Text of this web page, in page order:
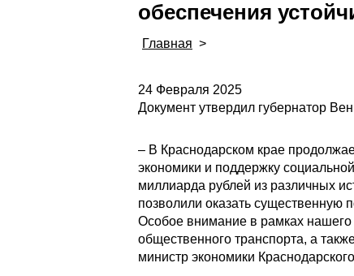
обеспечения
Главная >
24 Февраля 2025
Документ утвердил губернатор
– В Краснодарском крае
экономики и поддержку
миллиарда рублей из различных
позволили оказать существенную
Особое внимание в рамках
общественного транспорта, а
министр экономики